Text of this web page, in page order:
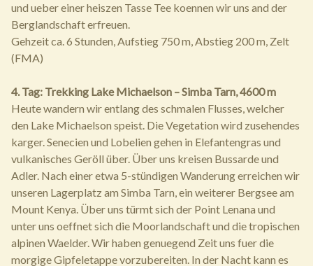
und ueber einer heiszen Tasse Tee koennen wir uns and der
Berglandschaft erfreuen.
Gehzeit ca. 6 Stunden, Aufstieg 750 m, Abstieg 200 m, Zelt
(FMA)
4. Tag: Trekking Lake Michaelson – Simba Tarn, 4600 m
Heute wandern wir entlang des schmalen Flusses, welcher
den Lake Michaelson speist. Die Vegetation wird zusehendes
karger. Senecien und Lobelien gehen in Elefantengras und
vulkanisches Geröll über. Über uns kreisen Bussarde und
Adler. Nach einer etwa 5-stündigen Wanderung erreichen wir
unseren Lagerplatz am Simba Tarn, ein weiterer Bergsee am
Mount Kenya. Über uns türmt sich der Point Lenana und
unter uns oeffnet sich die Moorlandschaft und die tropischen
alpinen Waelder. Wir haben genuegend Zeit uns fuer die
morgige Gipfeletappe vorzubereiten. In der Nacht kann es